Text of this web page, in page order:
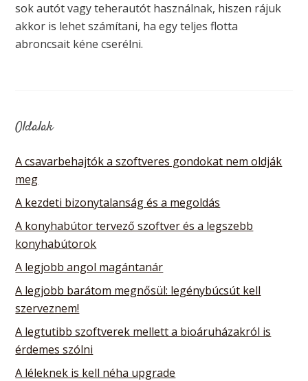
sok autót vagy teherautót használnak, hiszen rájuk
akkor is lehet számítani, ha egy teljes flotta
abroncsait kéne cserélni.
Oldalak
A csavarbehajtók a szoftveres gondokat nem oldják
meg
A kezdeti bizonytalanság és a megoldás
A konyhabútor tervező szoftver és a legszebb
konyhabútorok
A legjobb angol magántanár
A legjobb barátom megnősül: legénybúcsút kell
szerveznem!
A legtutibb szoftverek mellett a bioáruházakról is
érdemes szólni
A léleknek is kell néha upgrade